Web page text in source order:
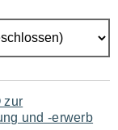
zur
und -erwerb